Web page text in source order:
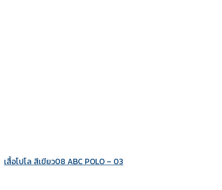
เสื้อโปโล สีเขียว08 ABC POLO – 03